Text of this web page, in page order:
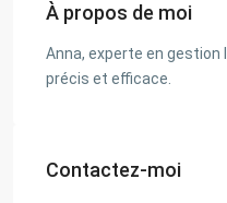
À propos de moi
Anna, experte en
précis et efficace.
Contactez-moi